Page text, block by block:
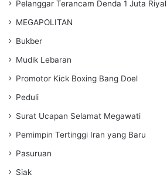
Pelanggar Terancam Denda 1 Juta Riyal
MEGAPOLITAN
Bukber
Mudik Lebaran
Promotor Kick Boxing Bang Doel
Peduli
Surat Ucapan Selamat Megawati
Pemimpin Tertinggi Iran yang Baru
Pasuruan
Siak